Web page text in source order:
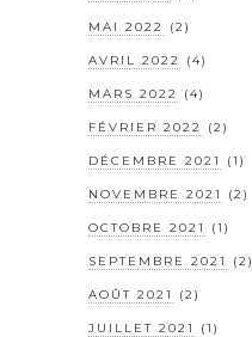
MAI 2022 (2)
AVRIL 2022 (4)
MARS 2022 (4)
FÉVRIER 2022 (2)
DÉCEMBRE 2021 (1)
NOVEMBRE 2021 (2)
OCTOBRE 2021 (1)
SEPTEMBRE 2021 (2)
AOÛT 2021 (2)
JUILLET 2021 (1)